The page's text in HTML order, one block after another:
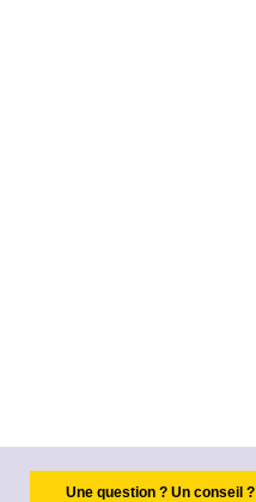
Une question ? Un conseil ?